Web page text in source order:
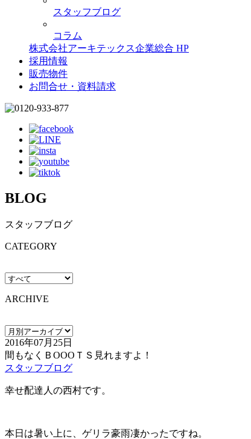
スタッフブログ
コラム
株式会社アーキテックス企業総合 HP
採用情報
販売物件
お問合せ・資料請求
BLOG
スタッフブログ
CATEGORY
ARCHIVE
2016年07月25日
間もなくＢOOOＴＳ見れますよ！
スタッフブログ
幸せ配達人の西村です。
本日は暑い上に、ゲリラ豪雨凄かったですね。